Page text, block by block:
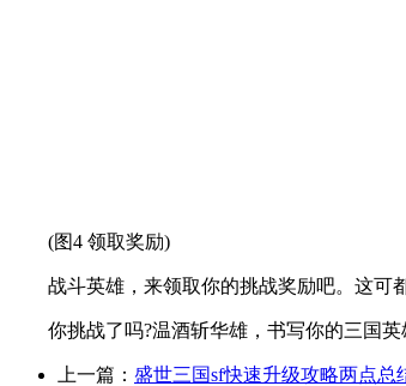
(图4 领取奖励)
战斗英雄，来领取你的挑战奖励吧。这可都
你挑战了吗?温酒斩华雄，书写你的三国英
上一篇： 盛世三国sf快速升级攻略两点总